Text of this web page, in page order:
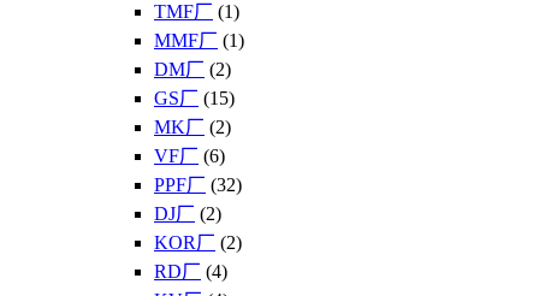
TMF厂 (1)
MMF厂 (1)
DM厂 (2)
GS厂 (15)
MK厂 (2)
VF厂 (6)
PPF厂 (32)
DJ厂 (2)
KOR厂 (2)
RD厂 (4)